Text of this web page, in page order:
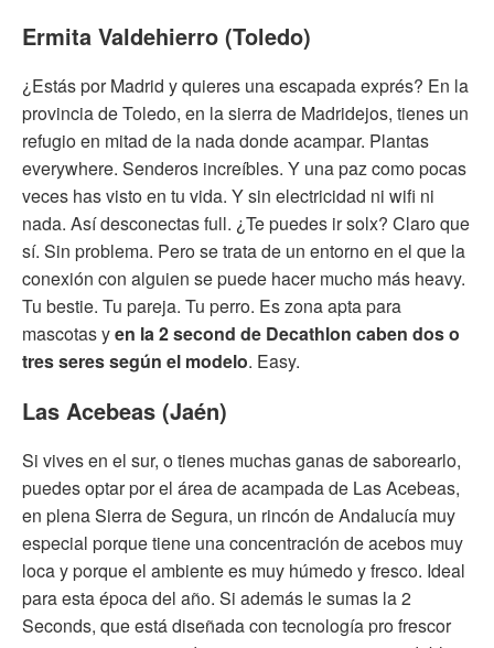
Ermita Valdehierro (Toledo)
¿Estás por Madrid y quieres una escapada exprés? En la
provincia de Toledo, en la sierra de Madridejos, tienes un
refugio en mitad de la nada donde acampar. Plantas
everywhere. Senderos increíbles. Y una paz como pocas
veces has visto en tu vida. Y sin electricidad ni wifi ni
nada. Así desconectas full. ¿Te puedes ir solx? Claro que
sí. Sin problema. Pero se trata de un entorno en el que la
conexión con alguien se puede hacer mucho más heavy.
Tu bestie. Tu pareja. Tu perro. Es zona apta para
mascotas yen la 2 second de Decathlon caben dos o
tres seres según el modelo. Easy.
Las Acebeas (Jaén)
Si vives en el sur, o tienes muchas ganas de saborearlo,
puedes optar por el área de acampada de Las Acebeas,
en plena Sierra de Segura, un rincón de Andalucía muy
especial porque tiene una concentración de acebos muy
loca y porque el ambiente es muy húmedo y fresco. Ideal
para esta época del año. Si además le sumas la 2
Seconds, que está diseñada con tecnología pro frescor